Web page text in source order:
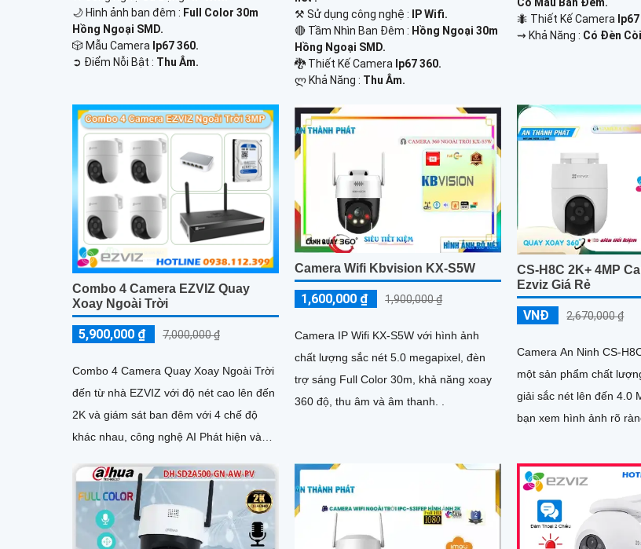
🌙 Hình ảnh ban đêm : Full Color 30m
Hồng Ngoại SMD.
🎲 Mẫu Camera Ip67 360.
️➲ Điểm Nỗi Bật : Thu Âm.
⚒ Sử dụng công nghệ :
IP Wifi.
🔴 Tầm Nhìn Ban Đêm : Hồng Ngoại 30m
Hồng Ngoại SMD.
🐉️ Thiết Kế Camera Ip67 360.
️ლ Khả Năng : Thu Âm.
🐜 Thiết Kế Camera
️⇝ Khả Năng : Có Đèn
Combo 4 Camera EZVIZ Quay
Xoay Ngoài Trời
5,900,000 ₫ 7,000,000 ₫
Combo 4 Camera Quay Xoay Ngoài Trời
đến từ nhà EZVIZ với độ nét cao lên đến
2K và giám sát ban đêm với 4 chế độ
khác nhau, công nghệ AI Phát hiện và
được quản lý tập trung bởi đầu ghi hình
IP WiFi
Camera Wifi Kbvision KX-S5W
1,600,000 ₫ 1,900,000 ₫
Camera IP Wifi KX-S5W với hình ảnh
chất lượng sắc nét 5.0 megapixel, đèn
trợ sáng Full Color 30m, khả năng xoay
360 độ, thu âm và âm thanh. .
CS-H8C 2K+ 4MP
Ezviz Giá Rẻ
VNĐ 2,670,000 ₫
Camera An Ninh CS-
một sản phẩm chất
giải sắc nét lên đến 4.0
bạn xem hình ảnh rõ ràng